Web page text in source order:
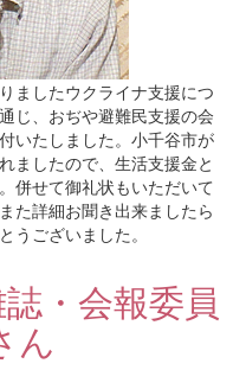
ましたウクライナ支援につ
じ、おぢや避難民支援の会
いたしました。小千谷市が
ましたので、生活支援金と
併せて御礼状もいただいて
た詳細お聞き出来ましたら
うございました。
・会報委員